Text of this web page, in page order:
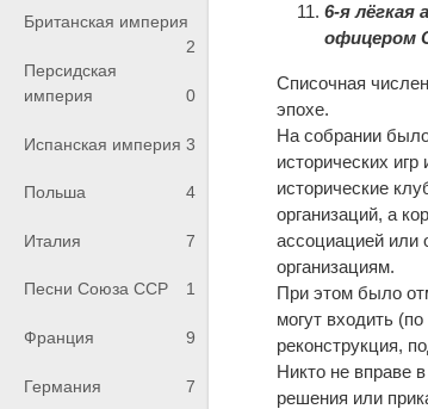
Британская империя
2
Персидская
империя
0
Испанская империя 3
Польша 4
Италия 7
Песни Союза ССР 1
Франция 9
Германия 7
6-я лёгкая
офицером
Списочная
эпохе.
На собрании
исторических
исторические
организаций, а
ассоциацией или
организациям.
При этом было
могут входить
реконструкция,
Никто не вправе
решения или